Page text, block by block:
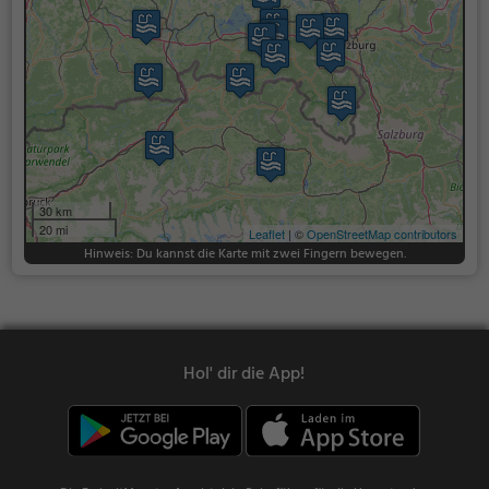
30 km
20 mi
Leaflet | ©OpenStreetMap contributors
Hinweis: Du kannst die Karte mit zwei Fingern bewegen.
Hol' dir die App!